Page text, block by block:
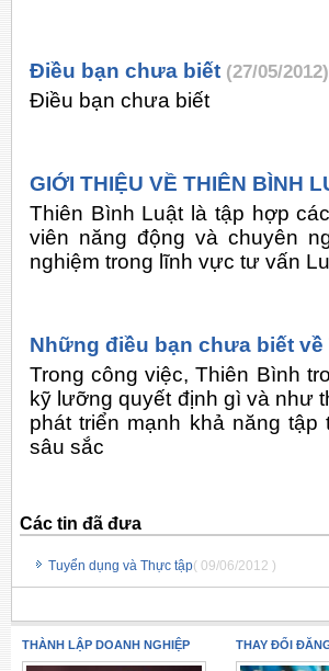
Điều bạn chưa biết (27/05/2012)
Điều bạn chưa biết
GIỚI THIỆU VỀ THIÊN BÌNH
Thiên Bình Luật là tập hợp
viên năng động và chuyên
nghiệm trong lĩnh vực tư vấn
Những điều bạn chưa biết
Trong công việc, Thiên Bình
kỹ lưỡng quyết định gì và như
phát triển mạnh khả năng
sâu sắc
Các tin đã đưa
Tuyển dụng và Thực tập( 09/06/2012 )
THÀNH LẬP DOANH NGHIỆP THAY ĐỔI